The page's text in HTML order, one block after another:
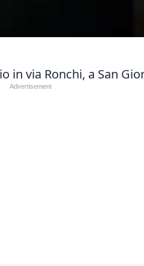
in via Ronchi, a San